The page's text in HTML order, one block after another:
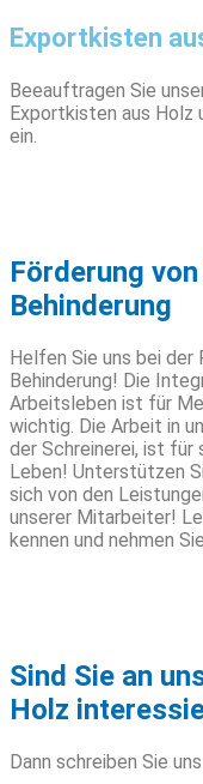
Exportkisten
Beeauftragen Sie
Exportkisten aus Holz
ein.
Förderung
Behinderung
Helfen Sie uns bei der
Behinderung! Die
Arbeitsleben ist für
wichtig. Die Arbeit in
der Schreinerei, ist für
Leben! Unterstützen
sich von den
unserer Mitarbeiter!
kennen und nehmen
Sind Sie an
Holz
Dann schreiben Sie